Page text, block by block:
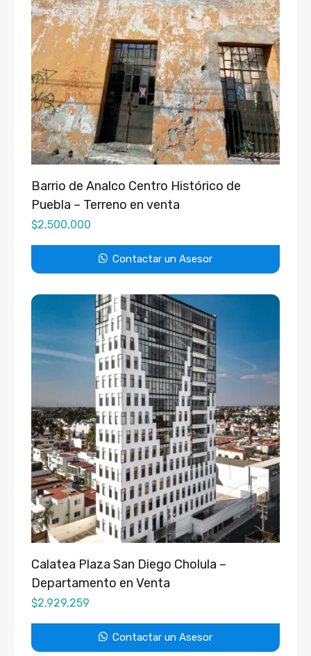
Barrio de Analco Centro Histórico de
Puebla – Terreno en venta
$2,500,000
Contactar un Asesor
Calatea Plaza San Diego Cholula –
Departamento en Venta
$2,929,259
Contactar un Asesor